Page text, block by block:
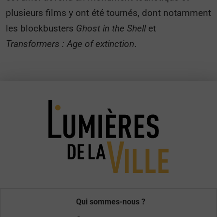
plusieurs films y ont été tournés, dont notamment
les blockbusters Ghost in the Shell et
Transformers : Age of extinction.
Qui sommes-nous ?